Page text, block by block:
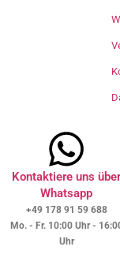
Kontaktiere uns
Whatsapp
+49 178 91 59 688
Mo. - Fr. 10:00 Uhr -
Uhr